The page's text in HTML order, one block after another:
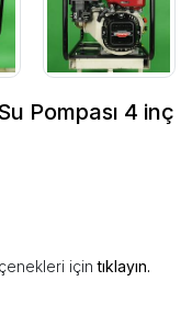
Pompası 4 inç
içintıklayın.